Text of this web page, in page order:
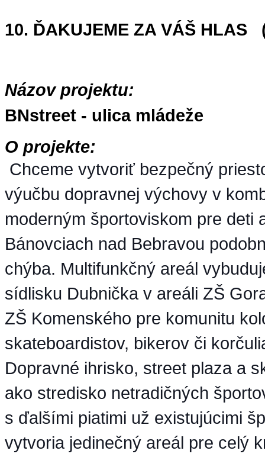
10. ĎAKUJEME ZA VÁŠ HLAS
Názov projektu:
BNstreet - ulica mládeže
O projekte:
Chceme vytvoriť bezpečný
výučbu dopravnej výchovy v
moderným športoviskom pre deti
Bánovciach nad Bebravou
chýba. Multifunkčný areál
sídlisku Dubnička v areáli ZŠ
ZŠ Komenského pre komunitu
skateboardistov, bikerov či
Dopravné ihrisko, street plaza a
ako stredisko netradičných
s ďalšími piatimi už existujúcimi
vytvoria jedinečný areál pre celý